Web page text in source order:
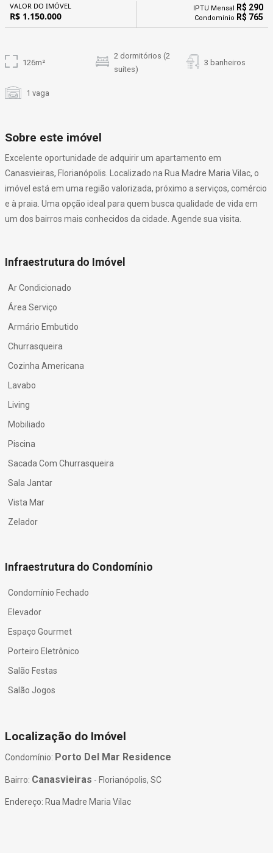
VALOR DO IMÓVEL
R$ 1.150.000
IPTU Mensal R$ 290
Condomínio R$ 765
126m²
2 dormitórios (2
suítes)
3 banheiros
1 vaga
Sobre este imóvel
Excelente oportunidade de adquirir um apartamento em
Canasvieiras, Florianópolis. Localizado na Rua Madre Maria Vilac, o
imóvel está em uma região valorizada, próximo a serviços, comércio
e à praia. Uma opção ideal para quem busca qualidade de vida em
um dos bairros mais conhecidos da cidade. Agende sua visita.
Infraestrutura do Imóvel
Ar Condicionado
Área Serviço
Armário Embutido
Churrasqueira
Cozinha Americana
Lavabo
Living
Mobiliado
Piscina
Sacada Com Churrasqueira
Sala Jantar
Vista Mar
Zelador
Infraestrutura do Condomínio
Condomínio Fechado
Elevador
Espaço Gourmet
Porteiro Eletrônico
Salão Festas
Salão Jogos
Localização do Imóvel
Condomínio: Porto Del Mar Residence
Bairro: Canasvieiras - Florianópolis, SC
Endereço: Rua Madre Maria Vilac